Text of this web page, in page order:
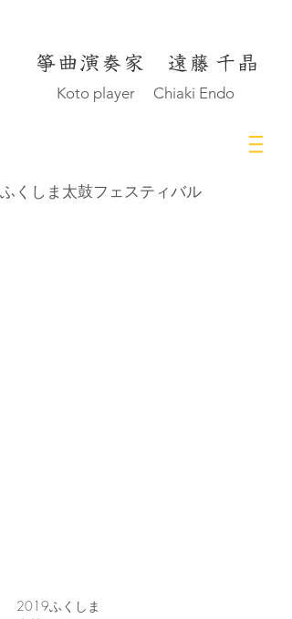
Koto player Chiaki Endo
ふくしま太鼓フェスティバル
2019ふくしま